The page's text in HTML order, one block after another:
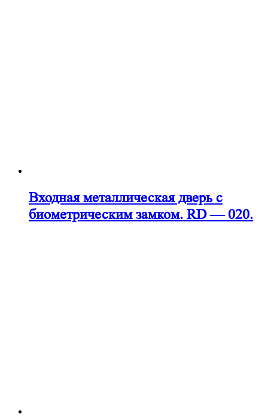
Входная металлическая дверь с
биометрическим замком. RD — 020.